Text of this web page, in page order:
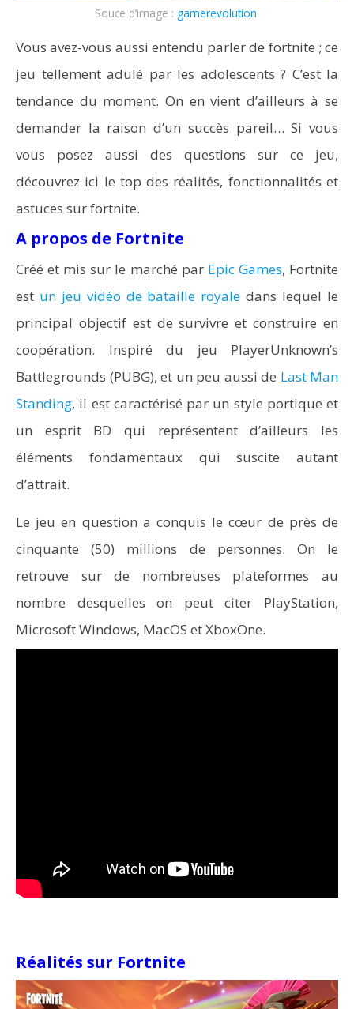
Souce d’image : gamerevolution
Vous avez-vous aussi entendu parler de fortnite ; ce
jeu tellement adulé par les adolescents ? C’est la
tendance du moment. On en vient d’ailleurs à se
demander la raison d’un succès pareil… Si vous
vous posez aussi des questions sur ce jeu,
découvrez ici le top des réalités, fonctionnalités et
astuces sur fortnite.
A propos de Fortnite
Créé et mis sur le marché par Epic Games, Fortnite
est un jeu vidéo de bataille royale dans lequel le
principal objectif est de survivre et construire en
coopération. Inspiré du jeu PlayerUnknown’s
Battlegrounds (PUBG), et un peu aussi de Last Man
Standing, il est caractérisé par un style portique et
un esprit BD qui représentent d’ailleurs les
éléments fondamentaux qui suscite autant
d’attrait.
Le jeu en question a conquis le cœur de près de
cinquante (50) millions de personnes. On le
retrouve sur de nombreuses plateformes au
nombre desquelles on peut citer PlayStation,
Microsoft Windows, MacOS et XboxOne.
Réalités sur Fortnite